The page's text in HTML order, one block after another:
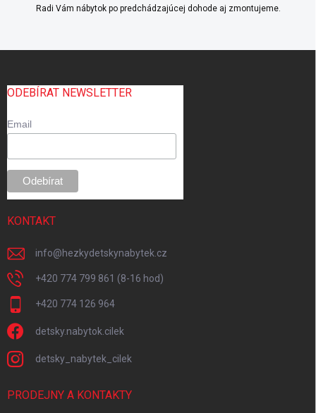
Radi Vám nábytok po predchádzajúcej dohode aj zmontujeme.
ODEBÍRAT NEWSLETTER
Email
KONTAKT
info@hezkydetskynabytek.cz
+420 774 799 861 (8-16 hod)
+420 774 126 964
detsky.nabytok.cilek
detsky_nabytek_cilek
PRODEJNY A KONTAKTY